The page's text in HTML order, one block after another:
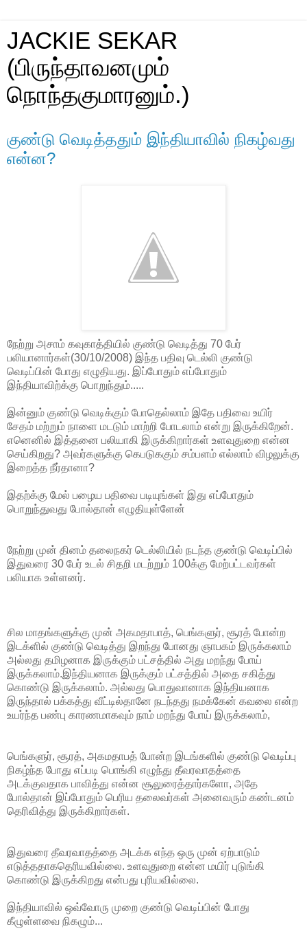
JACKIE SEKAR
(பிருந்தாவனமும்
நொந்தகுமாரனும்.)
குண்டு வெடித்ததும் இந்தியாவில் நிகழ்வது
என்ன?
நேற்று அசாம் கவுகாத்தியில் குண்டு வெடித்து 70 பேர்
பலியானார்கள்(30/10/2008) இந்த பதிவு டெல்லி குண்டு
வெடிப்பின் போது எழுதியது. இப்போதும் எப்போதும்
இந்தியாவிற்க்கு பொறுந்தும்.....
இன்னும் குண்டு வெடிக்கும் போதெல்லாம் இதே பதிவை உயிர்
சேதம் மற்றும் நாளை மடடும் மாற்றி போடலாம் என்று இருக்கிறேன்.
எனெனில் இத்தனை பலியாகி இருக்கிறார்கள் உளவுதுறை என்ன
செய்கிறது? அவர்களுக்கு கெபடுககும் சம்பளம் எல்லாம் விழலுக்கு
இறைத்த நீர்தானா?
இதற்க்கு மேல் பழைய பதிவை படியுங்கள் இது எப்போதும்
பொறுந்துவது போல்தான் எழுதியுள்ளேன்
நேற்று முன் தினம் தலைநகர் டெல்லியில் நடந்த குண்டு வெடிப்பில்
இதுவரை 30 பேர் உடல் சிதறி மடற்றும் 100க்கு மேற்பட்டவர்கள்
பலியாக உள்ளனர்.
சில மாதங்களுக்கு முன் அகமதாபாத், பெங்களுர், சூரத் போன்ற
இடக்ளில் குண்டு வெடித்து இறந்து போனது ஞாபகம் இருக்கலாம்
அல்லது தமிழனாக இருக்கும் பட்சத்தில் அது மறந்து போய்
இருக்கலாம்.இந்தியனாக இருக்கும் பட்சத்தில் அதை சகித்து
கொண்டு இருக்கலாம். அல்லது பொதுவானாக இந்தியனாக
இருந்தால் பக்கத்து வீட்டில்தானே நடந்தது நமக்கேன் கவலை என்ற
உயர்ந்த பண்பு காரணமாகவும் நாம் மறந்து போய் இருக்கலாம்,
பெங்களுர், சூரத், அகமதாபத் போன்ற இடங்களில் குண்டு வெடிப்பு
நிகழ்ந்த போது எப்படி பொங்கி எழுந்து தீவரவாதத்தை
அடக்குவதாக பாவித்து என்ன சூலுரைத்தார்களோ, அதே
போல்தான் இப்போதும் பெரிய தலைவர்கள் அனைவரும் கண்டனம்
தெரிவித்து இருக்கிறார்கள்.
இதுவரை தீவரவாதத்தை அடக்க எந்த ஒரு முன் ஏற்பாடும்
எடுத்ததாகதெரியவில்லை. உளவுதுறை என்ன மயிர் புடுங்கி
கொண்டு இருக்கிறது என்பது புரியவில்லை.
இந்தியாவில் ஒவ்வோரு முறை குண்டு வெடிப்பின் போது
கீழுள்ளவை நிகழும்...